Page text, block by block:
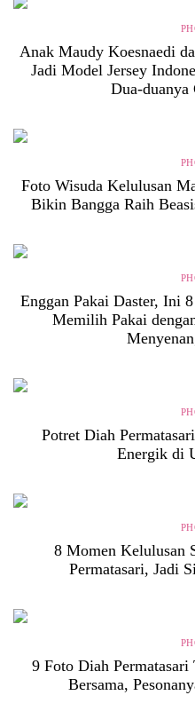
Anak Maudy Koesnaedi
Jadi Model Jersey
Dua-duanya
Foto Wisuda Kelulusan
Bikin Bangga Raih
Enggan Pakai Daster, Ini
Memilih Pakai
Potret Diah
Energik di
8 Momen Kelulusan
Permatasari, Jadi
9 Foto Diah
Bersama,